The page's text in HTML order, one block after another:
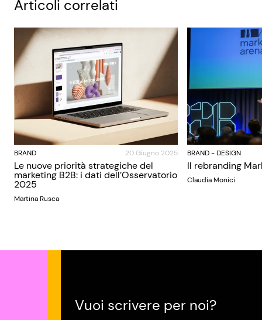
Articoli correlati
BRAND 20 Giugno 2025
Le nuove priorità strategiche del
marketing B2B: i dati dell’Osservatorio
2025
Martina Rusca
BRAND-DESIGN
Il rebranding
Claudia Monici
Vuoi scrivere per noi?